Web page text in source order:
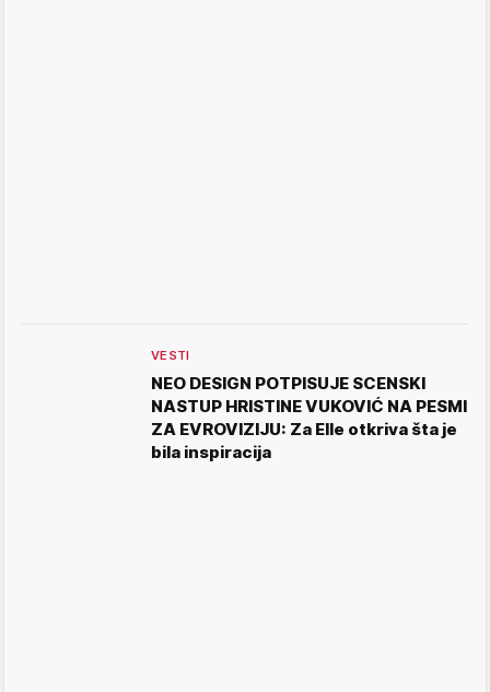
VESTI
NEO DESIGN POTPISUJE SCENSKI
NASTUP HRISTINE VUKOVIĆ NA PESMI
ZA EVROVIZIJU: Za Elle otkriva šta je
bila inspiracija